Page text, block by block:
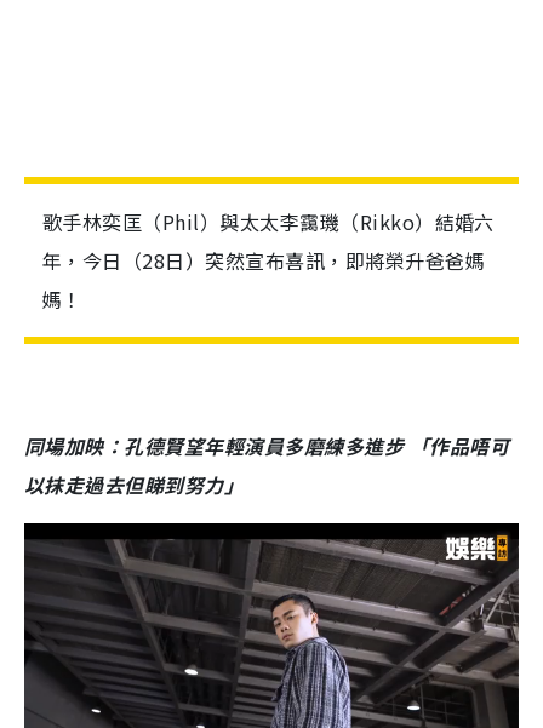
歌手林奕匡（Phil）與太太李靄璣（Rikko）結婚六
年，今日（28日）突然宣布喜訊，即將榮升爸爸媽
媽！
同場加映：孔德賢望年輕演員多磨練多進步 「作品唔可
以抹走過去但睇到努力」